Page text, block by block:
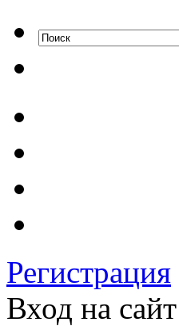
Регистрация
Вход на сайт